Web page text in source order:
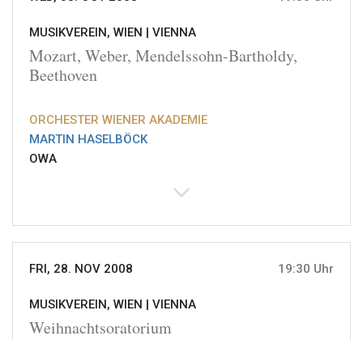
MUSIKVEREIN, WIEN | VIENNA
Mozart, Weber, Mendelssohn-Bartholdy,
Beethoven
ORCHESTER WIENER AKADEMIE
MARTIN HASELBÖCK
OWA
FRI, 28. NOV 2008 19:30 Uhr
MUSIKVEREIN, WIEN | VIENNA
Weihnachtsoratorium